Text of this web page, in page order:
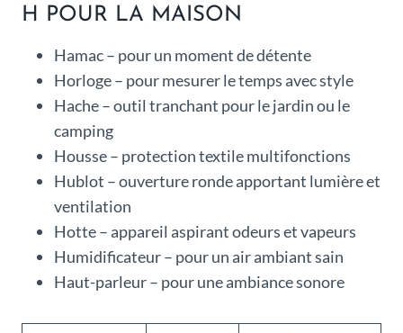
H POUR LA MAISON
Hamac – pour un moment de détente
Horloge – pour mesurer le temps avec style
Hache – outil tranchant pour le jardin ou le
camping
Housse – protection textile multifonctions
Hublot – ouverture ronde apportant lumière et
ventilation
Hotte – appareil aspirant odeurs et vapeurs
Humidificateur – pour un air ambiant sain
Haut-parleur – pour une ambiance sonore